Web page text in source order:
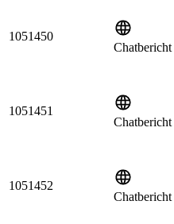
1051450
Chatbericht
1051451
Chatbericht
1051452
Chatbericht